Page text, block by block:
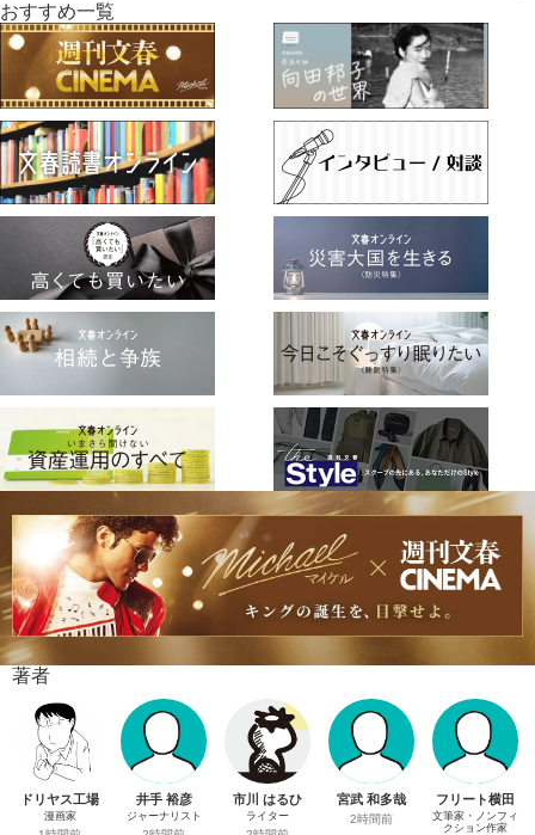
おすすめ一覧
著者
ドリヤス工場
漫画家
井手 裕彦
ジャーナリスト
市川 はるひ
ライター
宮武 和多哉
2時間前
フリート横田
文筆家・ノンフィ
クション作家